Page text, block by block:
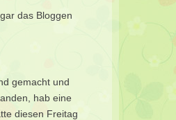
das Bloggen
gemacht und
hab eine
diesen Freitag